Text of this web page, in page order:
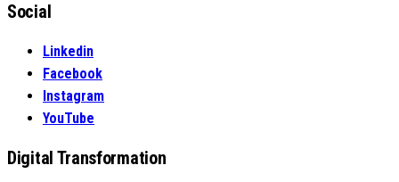
Social
Linkedin
Facebook
Instagram
YouTube
Digital Transformation